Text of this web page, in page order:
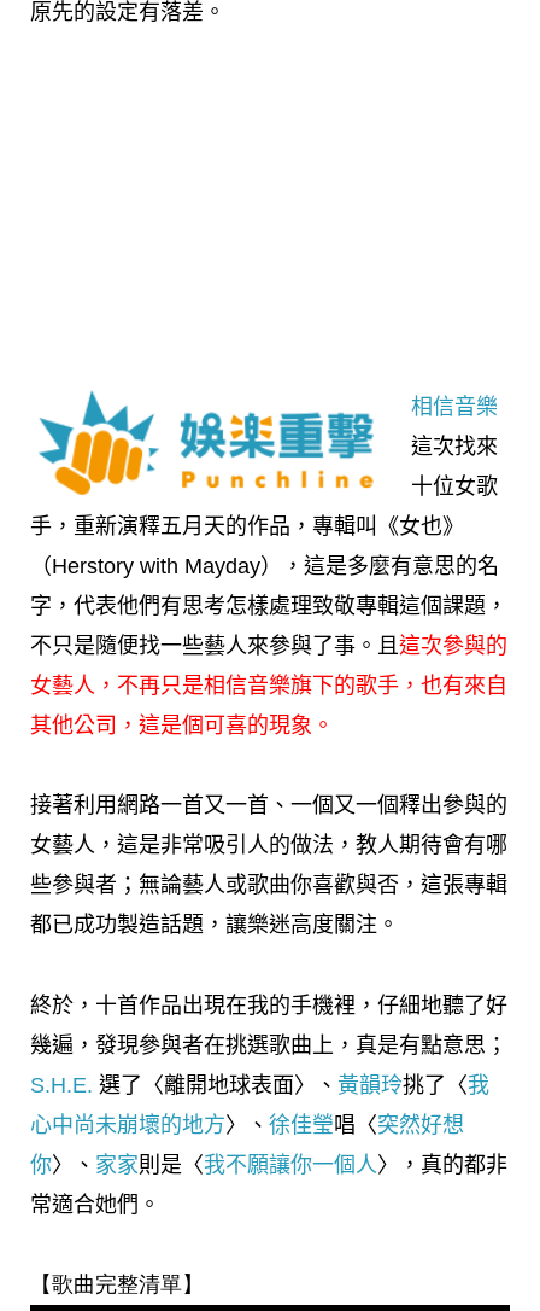
原先的設定有落差。
相信音樂
這次找來
十位女歌
手，重新演釋五月天的作品，專輯叫《女也》
（Herstory with Mayday），這是多麼有意思的名
字，代表他們有思考怎樣處理致敬專輯這個課題，
不只是隨便找一些藝人來參與了事。且 這次參與的
女藝人，不再只是相信音樂旗下的歌手，也有來自
其他公司，這是個可喜的現象。
接著利用網路一首又一首、一個又一個釋出參與的
女藝人，這是非常吸引人的做法，教人期待會有哪
些參與者；無論藝人或歌曲你喜歡與否，這張專輯
都已成功製造話題，讓樂迷高度關注。
終於，十首作品出現在我的手機裡，仔細地聽了好
幾遍，發現參與者在挑選歌曲上，真是有點意思；
S.H.E. 選了〈離開地球表面〉、 黃韻玲挑了〈我
心中尚未崩壞的地方〉、 徐佳瑩唱〈突然好想
你〉、 家家則是〈我不願讓你一個人〉，真的都非
常適合她們。
【歌曲完整清單】